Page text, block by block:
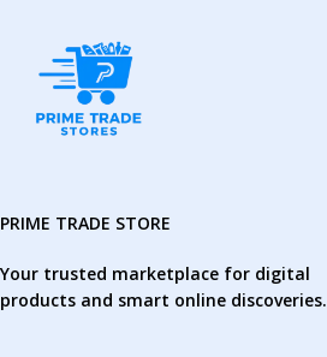
PRIME TRADE STORE
Your trusted marketplace for digital
products and smart online discoveries.